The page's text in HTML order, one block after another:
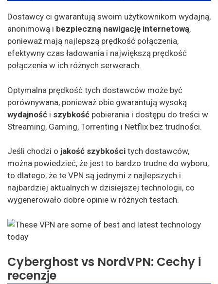
Dostawcy ci gwarantują swoim użytkownikom wydajną,
anonimową i bezpieczną nawigację internetową,
ponieważ mają najlepszą prędkość połączenia,
efektywny czas ładowania i największą prędkość
połączenia w ich różnych serwerach.
Optymalna prędkość tych dostawców może być
porównywana, ponieważ obie gwarantują wysoką
wydajność i szybkość pobierania i dostępu do treści w
Streaming, Gaming, Torrenting i Netflix bez trudności.
Jeśli chodzi o jakość szybkości tych dostawców,
można powiedzieć, że jest to bardzo trudne do wyboru,
to dlatego, że te VPN są jednymi z najlepszych i
najbardziej aktualnych w dzisiejszej technologii, co
wygenerowało dobre opinie w różnych testach.
Cyberghost vs NordVPN: Cechy i
recenzje